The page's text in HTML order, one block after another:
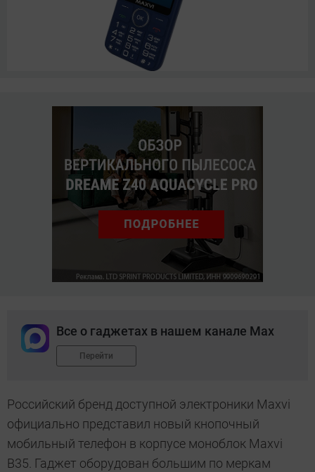
Все о гаджетах в нашем канале Max
Перейти
Российский бренд доступной электроники Maxvi
официально представил новый кнопочный
мобильный телефон в корпусе моноблок Maxvi
B35. Гаджет оборудован большим по меркам